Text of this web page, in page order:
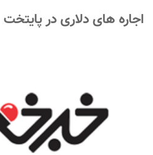
اجاره های دلاری در پایتخت